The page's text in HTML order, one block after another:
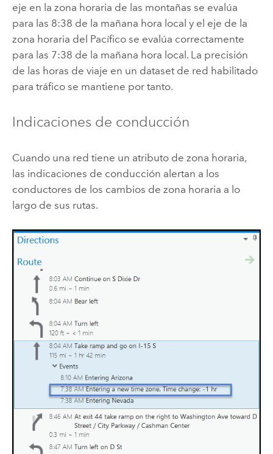
eje en la zona horaria de las montañas se evalúa
para las 8:38 de la mañana hora local y el eje de la
zona horaria del Pacífico se evalúa correctamente
para las 7:38 de la mañana hora local. La precisión
de las horas de viaje en un dataset de red habilitado
para tráfico se mantiene por tanto.
Indicaciones de conducción
Cuando una red tiene un atributo de zona horaria,
las indicaciones de conducción alertan a los
conductores de los cambios de zona horaria a lo
largo de sus rutas.